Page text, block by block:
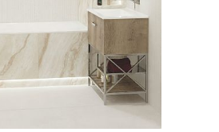
КОНТАКТЫ